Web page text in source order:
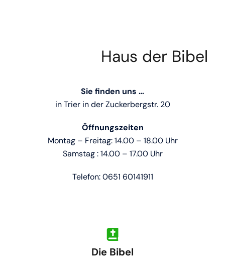
Haus der Bibel
Sie finden uns …
in Trier in der Zuckerbergstr. 20
Öffnungszeiten
Montag – Freitag: 14.00 – 18.00 Uhr
Samstag : 14.00 – 17.00 Uhr
Telefon: 0651 60141911
Die Bibel